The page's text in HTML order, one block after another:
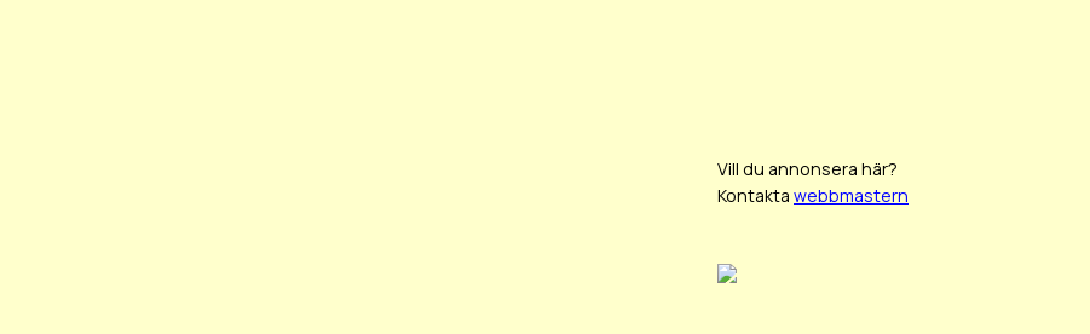
Vill du annonsera här?
Kontakta webbmastern